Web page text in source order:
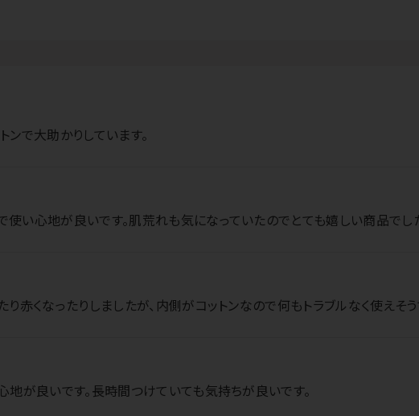
で大助かりしています。
い心地が良いです。肌荒れも気になっていたのでとても嬉しい商品でし
赤くなったりしましたが、内側がコットンなので何もトラブルなく使えそう
地が良いです。長時間つけていても気持ちが良いです。